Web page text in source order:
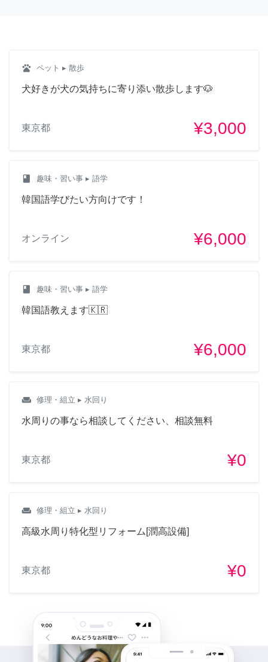
pets ペット ▸ 散歩
犬好きが犬の気持ちに寄り添い散歩します🐶
東京都 ¥3,000
class 趣味・習い事 ▸ 語学
韓国語学びたい方向けです！
オンライン ¥6,000
class 趣味・習い事 ▸ 語学
韓国語教えます🇰🇷
東京都 ¥6,000
weekend 修理・組立 ▸ 水回り
水周りの事なら相談してください、相談無料
東京都 ¥0
weekend 修理・組立 ▸ 水回り
高級水周り特化型リフォーム[潤高設備]
東京都 ¥0